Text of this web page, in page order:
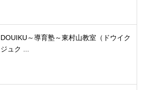
DOUIKU～導育塾～東村山教室（ドウイク
ジュク ...